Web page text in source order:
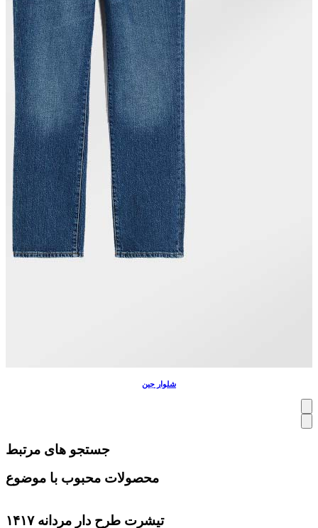
شلوار جین
جستجو های مرتبط
محصولات محبوب با موضوع
تیشرت طرح دار مردانه ۱۴۱۷